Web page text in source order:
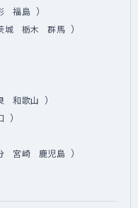
福島 ）
城 栃木 群馬 ）
和歌山 ）
）
宮崎 鹿児島 ）